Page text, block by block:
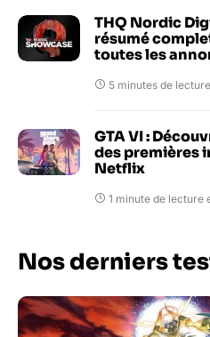
THQ Nordic
résumé
toutes les
5 minutes de
GTA VI :
des premières
Netflix
1 minute de lecture
Nos derniers